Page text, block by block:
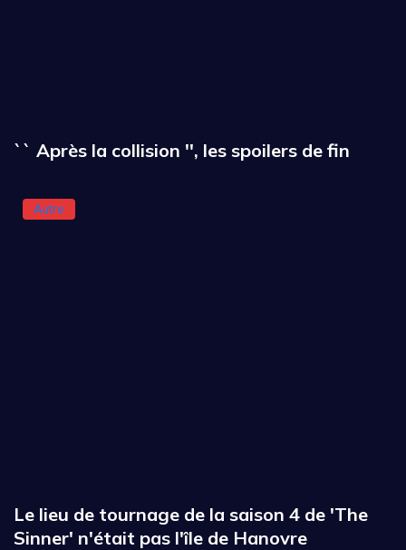
`` Après la collision '', les spoilers de fin
Autre
Le lieu de tournage de la saison 4 de 'The
Sinner' n'était pas l'île de Hanovre